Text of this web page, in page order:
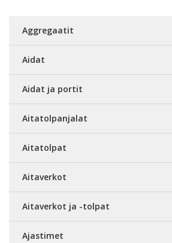
Aggregaatit
Aidat
Aidat ja portit
Aitatolpanjalat
Aitatolpat
Aitaverkot
Aitaverkot ja -tolpat
Ajastimet